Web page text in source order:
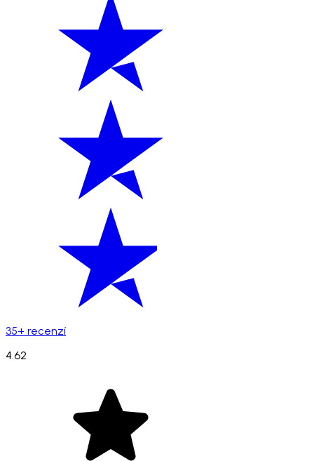
35+ recenzí
4.62